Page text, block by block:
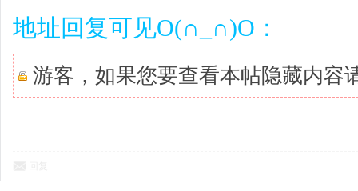
地址回复可见O(∩_∩)O：
游客，如果您要查看本帖隐藏内容